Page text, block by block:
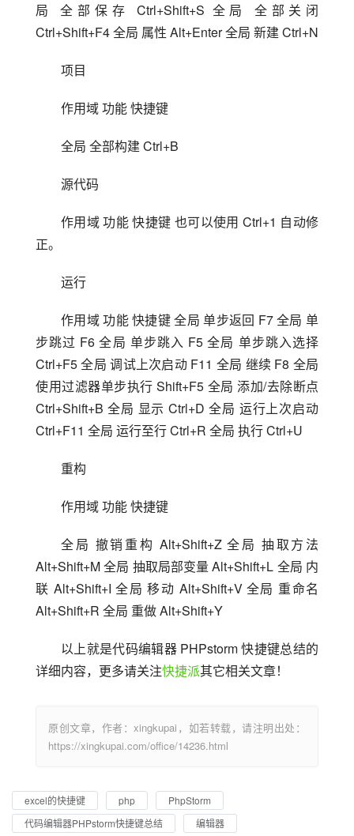
局 全部保存 Ctrl+Shift+S 全局 全部关闭
Ctrl+Shift+F4 全局 属性 Alt+Enter 全局 新建 Ctrl+N
项目
作用域 功能 快捷键
全局 全部构建 Ctrl+B
源代码
作用域 功能 快捷键 也可以使用 Ctrl+1 自动修
正。
运行
作用域 功能 快捷键 全局 单步返回 F7 全局 单
步跳过 F6 全局 单步跳入 F5 全局 单步跳入选择
Ctrl+F5 全局 调试上次启动 F11 全局 继续 F8 全局
使用过滤器单步执行 Shift+F5 全局 添加/去除断点
Ctrl+Shift+B 全局 显示 Ctrl+D 全局 运行上次启动
Ctrl+F11 全局 运行至行 Ctrl+R 全局 执行 Ctrl+U
重构
作用域 功能 快捷键
全局 撤销重构 Alt+Shift+Z 全局 抽取方法
Alt+Shift+M 全局 抽取局部变量 Alt+Shift+L 全局 内
联 Alt+Shift+I 全局 移动 Alt+Shift+V 全局 重命名
Alt+Shift+R 全局 重做 Alt+Shift+Y
以上就是代码编辑器 PHPstorm 快捷键总结的
详细内容，更多请关注快捷派其它相关文章！
原创文章，作者：xingkupai，如若转载，请注明出处：
https://xingkupai.com/office/14236.html
excel的快捷键 php
PhpStorm
代码编辑器PHPstorm快捷键总结
编辑器